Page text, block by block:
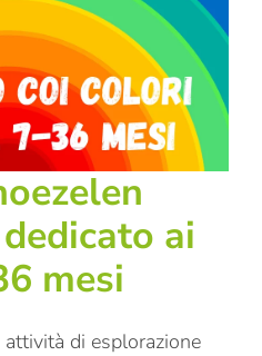
ai
mesi
di esplorazione